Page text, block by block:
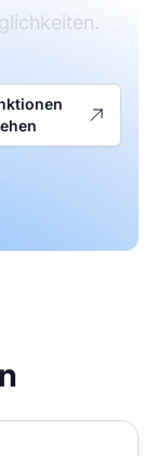
Beispiele